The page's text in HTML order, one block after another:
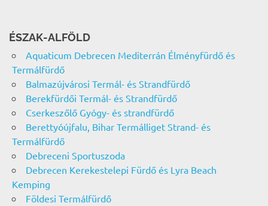
ÉSZAK-ALFÖLD
Aquaticum Debrecen Mediterrán Élményfürdő és
Termálfürdő
Balmazújvárosi Termál- és Strandfürdő
Berekfürdői Termál- és Strandfürdő
Cserkeszőlő Gyógy- és strandfürdő
Berettyóújfalu, Bihar Termálliget Strand- és
Termálfürdő
Debreceni Sportuszoda
Debrecen Kerekestelepi Fürdő és Lyra Beach
Kemping
Földesi Termálfürdő